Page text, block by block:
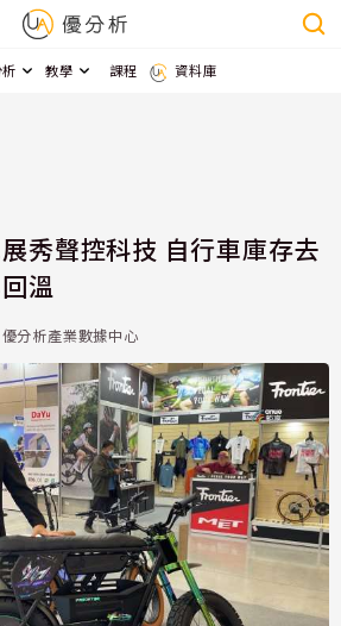
教學 課程 資料庫
秀聲控科技 自行車庫存去
溫
分析產業數據中心